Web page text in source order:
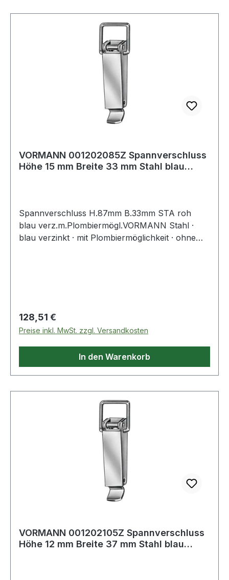
VORMANN 001202085Z Spannverschluss
Höhe 15 mm Breite 33 mm Stahl blau
Spannverschluss H.87mm B.33mm STA roh
blau verz.m.Plombiermögl.VORMANN Stahl ·
blau verzinkt · mit Plombiermöglichkeit · ohne
Regulärer Preis:
128,51 €
Preise inkl. MwSt. zzgl. Versandkosten
In den Warenkorb
VORMANN 001202105Z Spannverschluss
Höhe 12 mm Breite 37 mm Stahl blau